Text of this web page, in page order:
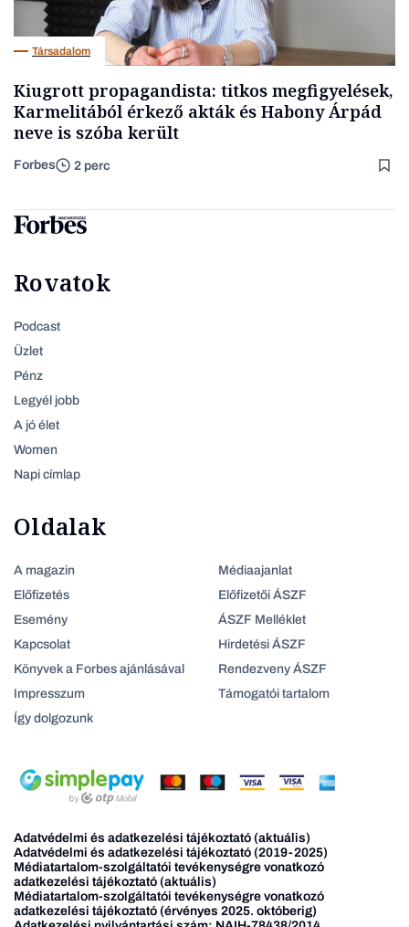
Társadalom
Kiugrott propagandista: titkos megfigyelések,
Karmelitából érkező akták és Habony Árpád
neve is szóba került
Forbes 2 perc
Rovatok
Podcast
Üzlet
Pénz
Legyél jobb
A jó élet
Women
Napi címlap
Oldalak
A magazin
Előfizetés
Esemény
Kapcsolat
Könyvek a Forbes ajánlásával
Impresszum
Így dolgozunk
Médiaajanlat
Előfizetői ÁSZF
ÁSZF Melléklet
Hirdetési ÁSZF
Rendezveny ÁSZF
Támogatói tartalom
Adatvédelmi és adatkezelési tájékoztató (aktuális)
Adatvédelmi és adatkezelési tájékoztató (2019-2025)
Médiatartalom-szolgáltatói tevékenységre vonatkozó
adatkezelési tájékoztató (aktuális)
Médiatartalom-szolgáltatói tevékenységre vonatkozó
adatkezelési tájékoztató (érvényes 2025. októberig)